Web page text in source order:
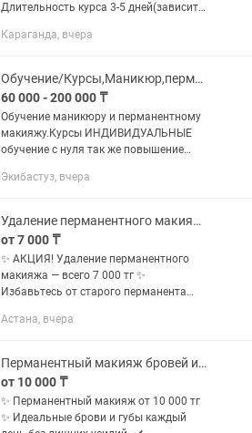
Длительность курса 3-5 дней(зависит
Удобное местоположение- Караганда,
Караганда, вчера
Обучение/Курсы,Маникюр,перманентный макияж
60 000 - 200 000 ₸
Обучение маникюру и перманентному
макияжу.Курсы ИНДИВИДУАЛЬНЫЕ
обучение с нуля так же повышение
60000 до 200 000 в зависимости от
Инструкторский...
Экибастуз, вчера
Удаление перманентного макияжа
от 7 000 ₸
✨ АКЦИЯ! Удаление перманентного
макияжа — всего 7 000 тг ✨
Избавьтесь от старого перманента
Beauty Studio 📍 ул. Таха Хусейна, 15 📲
Астана, вчера
Перманентный макияж бровей и губ
от 10 000 ₸
✨ Перманентный макияж от 10 000 тг
✨ Идеальные брови и губы каждый